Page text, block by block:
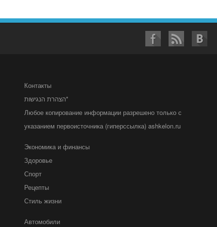
Контакты
הצהרת הנגישות*
Любое копирование информации разрешено только с
указанием первоисточника (гиперссылка) ashkelon.ru
Экономика и финансы
Здоровье
Спорт
Рецепты
Стиль жизни
Автомобили